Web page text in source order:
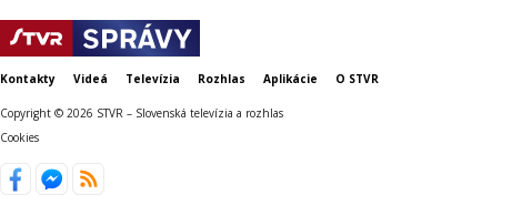
Kontakty Videá Televízia Rozhlas Aplikácie O STVR
Copyright © 2026 STVR – Slovenská televízia a rozhlas
Cookies